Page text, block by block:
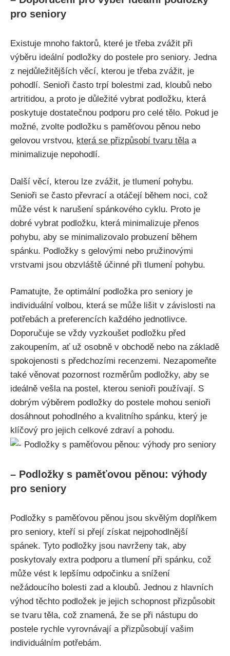
pro seniory
Existuje mnoho⁣ faktorů, které je třeba zvážit při
výběru ideální podložky do postele pro seniory. Jedna
z nejdůležitějších věcí, kterou je třeba zvážit, je
pohodlí. Senioři často trpí bolestmi zad, kloubů nebo
artritidou,‌ a proto je důležité vybrat podložku, která
poskytuje‍ dostatečnou podporu pro celé tělo. Pokud je
možné, zvolte​ podložku s paměťovou pěnou nebo
gelovou vrstvou,‌ která se přizpůsobí tvaru ⁢tělaa
minimalizuje nepohodlí.
Další věcí, kterou lze zvážit, je‌ tlumení ⁤pohybu.
Senioři se⁣ často ‍převrací a⁢ otáčejí během ⁤noci, což
může⁢ vést k narušení⁤ spánkového cyklu. Proto je
dobré vybrat podložku,‍ která minimalizuje přenos
pohybu, aby se minimalizovalo probuzení během
spánku. Podložky s gelovými nebo pružinovými
vrstvami jsou obzvláště účinné při tlumení pohybu.
Pamatujte, že optimální podložka ⁢pro seniory ⁤je
individuální ‌volbou, která se může lišit v závislosti⁣ na
potřebách a preferencích⁤ každého jednotlivce.
Doporučuje se vždy vyzkoušet podložku před
‌zakoupením, ⁣ať už osobně ‍v‍ obchodě⁤ nebo na základě
spokojenosti s ​předchozími recenzemi. ​Nezapomeňte
také věnovat pozornost rozměrům podložky, aby ​se
ideálně vešla na postel, kterou senioři používají. ‍S
dobrým výběrem podložky do postele⁤ mohou⁢ senioři
dosáhnout pohodlného a kvalitního spánku, který⁣ je
klíčový pro jejich celkové zdraví a pohodu.
– Podložky s paměťovou pěnou: výhody
pro seniory
Podložky s paměťovou ⁤pěnou jsou​ skvělým doplňkem
⁢pro seniory, kteří si přejí získat nejpohodlnější
spánek. Tyto podložky jsou navrženy ​tak, aby ​
poskytovaly extra podporu a tlumení⁢ při spánku, což
může vést⁤ k lepšímu odpočinku a snížení
nežádoucího bolesti zad a ‍kloubů. Jednou ⁢z‍ hlavních
výhod těchto‌ podložek je jejich ‍schopnost přizpůsobit
se tvaru ‍těla, což znamená, že se⁢ při nástupu do
postele rychle vyrovnávají‌ a přizpůsobují vašim
individuálním potřebám.